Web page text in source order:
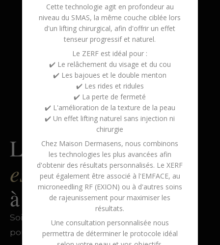
L'institutmédico-
esthétique
à Blainville
Soins non invasifs de haute performance
pour le visage et le corps. Technologies de
Cette technologie agit en profondeur au
niveau du SMAS, la même couche ciblée lors
d'un lifting chirurgical, afin d'offrir un effet
tenseur progressif et naturel.
Le ZERF est idéal pour :
✔️ Le relâchement du visage et du cou
✔️ Les bajoues et le double menton
✔️ Les rides et ridules
✔️ La perte de fermeté
✔️ L'amélioration de la texture de la peau
✔️ Un effet lifting naturel sans injection ni
chirurgie
Chez Maison Dermasens, nous combinons
les technologies les plus avancées afin
d'obtenir des résultats personnalisés. Le XERF
peut également être associé à l'EMFACE, au
microneedling RF (EXION) ou à d'autres soins
de rajeunissement pour maximiser les
résultats.
Une consultation personnalisée nous
permettra de déterminer le protocole idéal